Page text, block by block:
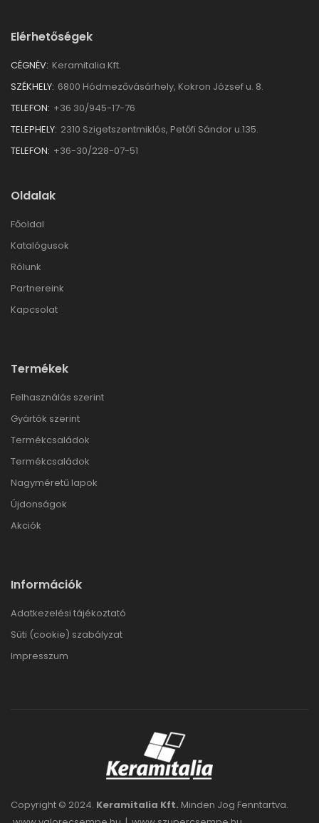
Elérhetőségek
CÉGNÉV: Keramitalia Kft.
SZÉKHELY: 6800 Hódmezővásárhely, Kokron József u. 8.
TELEFON: +36 30/945-17-76
TELEPHELY: 2310 Szigetszentmiklós, Petőfi Sándor u.135.
TELEFON: +36-30/228-07-51
Oldalak
Főoldal
Katalógusok
Rólunk
Partnereink
Kapcsolat
Termékek
Felhasználás szerint
Gyártók szerint
Termékcsaládok
Termékcsaládok
Nagyméretű lapok
Újdonságok
Akciók
Információk
Adatkezelési tájékoztató
Süti (cookie) szabályzat
Impresszum
Copyright © 2024. Keramitalia Kft. Minden Jog Fenntartva.